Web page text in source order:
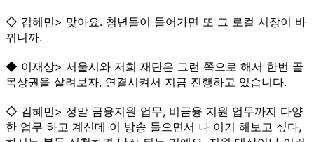
◇ 김혜민> 맞아요. 청년들이 들어가면 또 그 로컬 시장이 바
뀌니까.
◆ 이재상> 서울시와 저희 재단은 그런 쪽으로 해서 한번 골
목상권을 살려보자, 연결시켜서 지금 진행하고 있습니다.
◇ 김혜민> 정말 금융지원 업무, 비금융 지원 업무까지 다양
한 업무 하고 계신데 이 방송 들으면서 나 이거 해보고 싶다,